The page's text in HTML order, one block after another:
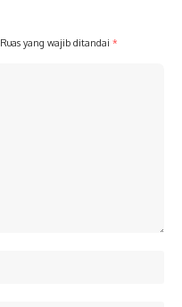
Ruas yang wajib ditandai *